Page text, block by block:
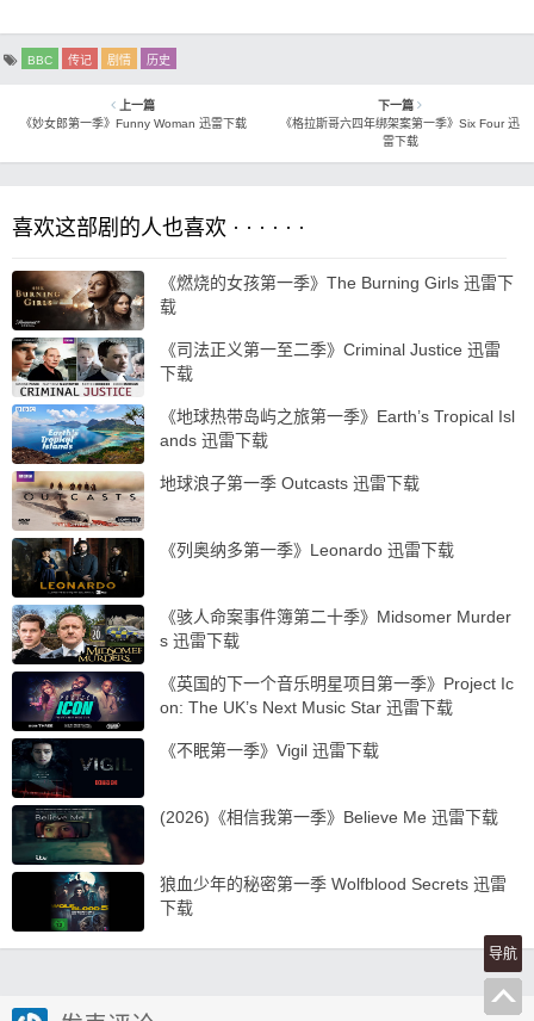
BBC 传记 剧情 历史
上一篇
《妙女郎第一季》Funny Woman 迅雷下载
下一篇
《格拉斯哥六四年绑架案第一季》Six Four 迅
雷下载
喜欢这部剧的人也喜欢 · · · · · ·
《燃烧的女孩第一季》The Burning Girls 迅雷下
载
《司法正义第一至二季》Criminal Justice 迅雷
下载
《地球热带岛屿之旅第一季》Earth’s Tropical Isl
ands 迅雷下载
地球浪子第一季 Outcasts 迅雷下载
《列奥纳多第一季》Leonardo 迅雷下载
《骇人命案事件簿第二十季》Midsomer Murder
s 迅雷下载
《英国的下一个音乐明星项目第一季》Project Ic
on: The UK’s Next Music Star 迅雷下载
《不眠第一季》Vigil 迅雷下载
(2026)《相信我第一季》Believe Me 迅雷下载
狼血少年的秘密第一季 Wolfblood Secrets 迅雷
下载
导航